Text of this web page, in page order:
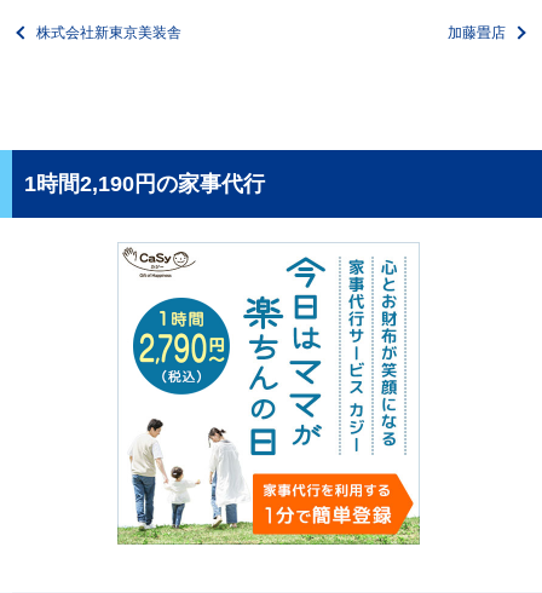
株式会社新東京美装舎 加藤畳店
1時間2,190円の家事代行